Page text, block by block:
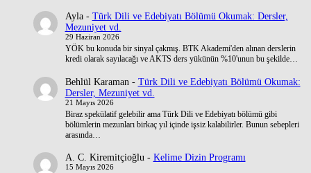
Ayla- Türk Dili ve Edebiyatı Bölümü Okumak: Dersler,
Mezuniyet vd.
29 Haziran 2026
YÖK bu konuda bir sinyal çakmış. BTK Akademi'den alınan derslerin
kredi olarak sayılacağı ve AKTS ders yükünün %10'unun bu şekilde…
Behlül Karaman - Türk Dili ve Edebiyatı Bölümü Okumak:
Dersler, Mezuniyet vd.
21 Mayıs 2026
Biraz spekülatif gelebilir ama Türk Dili ve Edebiyatı bölümü gibi
bölümlerin mezunları birkaç yıl içinde işsiz kalabilirler. Bunun sebepleri
arasında…
A. C. Kiremitçioğlu- Kelime Dizin Programı
15 Mayıs 2026